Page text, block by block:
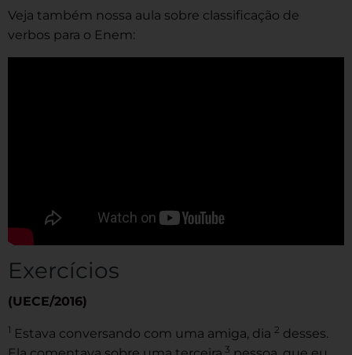
Veja também nossa aula sobre classificação de
verbos para o Enem:
Exercícios
(UECE/2016)
1 Estava conversando com uma amiga, dia 2 desses.
3